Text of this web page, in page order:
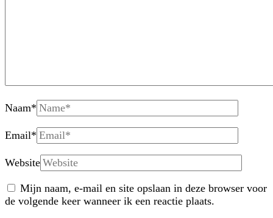
Naam*
Email*
Website
Mijn naam, e-mail en site opslaan in deze browser voor
de volgende keer wanneer ik een reactie plaats.